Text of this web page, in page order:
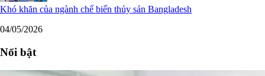
Khó khăn của ngành chế biến thủy sản Bangladesh
04/05/2026
Nổi bật